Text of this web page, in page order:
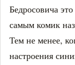
Бедросовича
самым комик
Тем не менее,
настроения